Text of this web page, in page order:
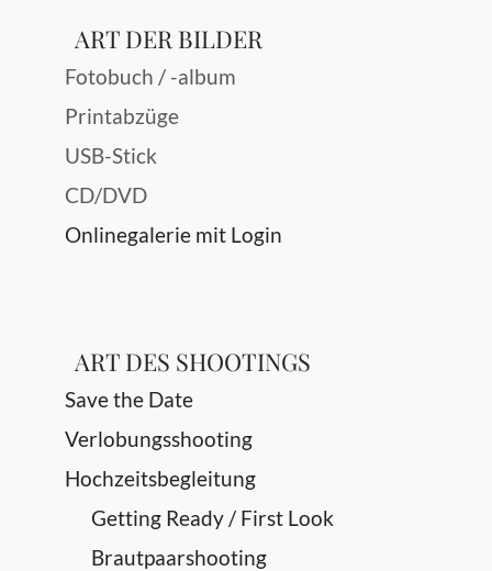
ART DER BILDER
Fotobuch / -album
Printabzüge
USB-Stick
CD/DVD
Onlinegalerie mit Login
ART DES SHOOTINGS
Save the Date
Verlobungsshooting
Hochzeitsbegleitung
Getting Ready / First Look
Brautpaarshooting